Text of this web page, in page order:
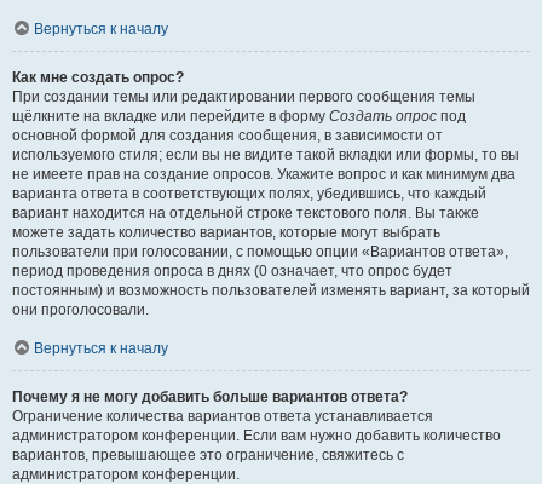
Вернуться к началу
Как мне создать опрос?
При создании темы или редактировании первого сообщения темы
щёлкните на вкладке или перейдите в форму Создать опрос под
основной формой для создания сообщения, в зависимости от
используемого стиля; если вы не видите такой вкладки или формы, то вы
не имеете прав на создание опросов. Укажите вопрос и как минимум два
варианта ответа в соответствующих полях, убедившись, что каждый
вариант находится на отдельной строке текстового поля. Вы также
можете задать количество вариантов, которые могут выбрать
пользователи при голосовании, с помощью опции «Вариантов ответа»,
период проведения опроса в днях (0 означает, что опрос будет
постоянным) и возможность пользователей изменять вариант, за который
они проголосовали.
Вернуться к началу
Почему я не могу добавить больше вариантов ответа?
Ограничение количества вариантов ответа устанавливается
администратором конференции. Если вам нужно добавить количество
вариантов, превышающее это ограничение, свяжитесь с
администратором конференции.